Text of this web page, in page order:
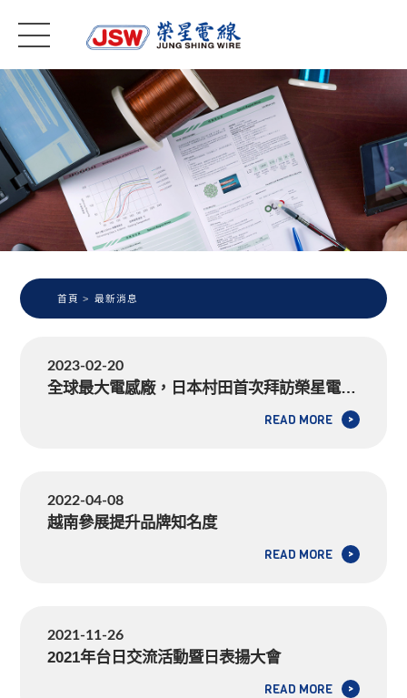
首頁 最新消息
2023-02-20
全球最大電感廠，日本村田首次拜訪榮星電
READ MORE >
2022-04-08
越南參展提升品牌知名度
READ MORE >
2021-11-26
2021年台日交流活動暨日表揚大會
READ MORE >